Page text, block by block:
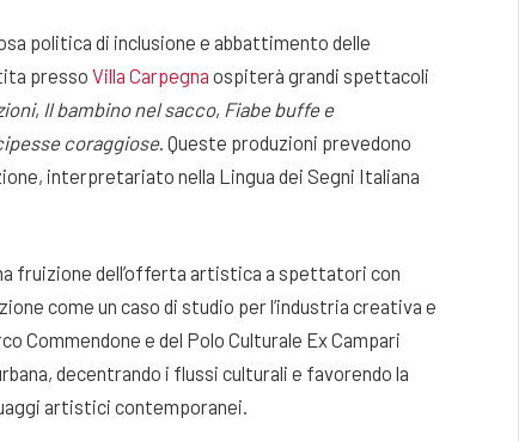
politica di inclusione e abbattimento delle
presso Villa Carpegna ospiterà grandi spettacoli
, Il bambino nel sacco, Fiabe buffe e
coraggiose. Queste produzioni prevedono
interpretariato nella Lingua dei Segni Italiana
fruizione dell’offerta artistica a spettatori con
come un caso di studio per l’industria creativa e
Commendone e del Polo Culturale Ex Campari
decentrando i flussi culturali e favorendo la
artistici contemporanei.